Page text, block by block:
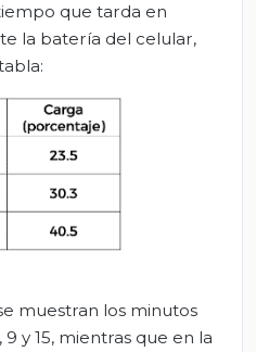
que tarda en
la batería del celular,
muestran los minutos
y 15, mientras que en la